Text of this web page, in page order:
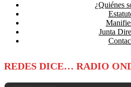
¿Quiénes
Junta
REDES DICE… RADIO